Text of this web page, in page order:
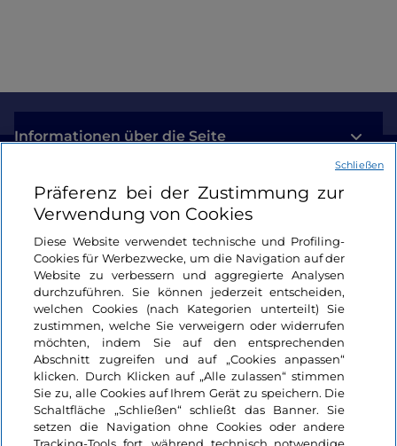
Informationen über die Seite
Nützliche Links
Login
Bleiben wir in Kontakt
Präferenz bei der Zustimmung zur
Verwendung von Cookies
Diese Website verwendet technische und Profiling-
Cookies für Werbezwecke, um die Navigation auf der
Website zu verbessern und aggregierte Analysen
durchzuführen. Sie können jederzeit entscheiden,
welchen Cookies (nach Kategorien unterteilt) Sie
zustimmen, welche Sie verweigern oder widerrufen
möchten, indem Sie auf den entsprechenden
Abschnitt zugreifen und auf „Cookies anpassen“
klicken. Durch Klicken auf „Alle zulassen“ stimmen
Sie zu, alle Cookies auf Ihrem Gerät zu speichern. Die
Schaltfläche „Schließen“ schließt das Banner. Sie
setzen die Navigation ohne Cookies oder andere
Schließen